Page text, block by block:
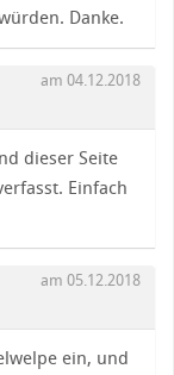
Danke.
am 04.12.2018
dieser Seite
Einfach
am 05.12.2018
ein, und